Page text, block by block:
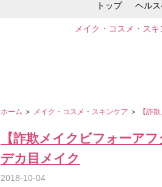
トップ ヘル
メイク・コスメ・ス
ホーム ＞ メイク・コスメ・スキンケア ＞ 【詐
【詐欺メイクビフォーア
デカ目メイク
2018-10-04